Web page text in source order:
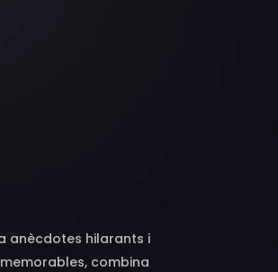
anècdotes hilarants i
combina